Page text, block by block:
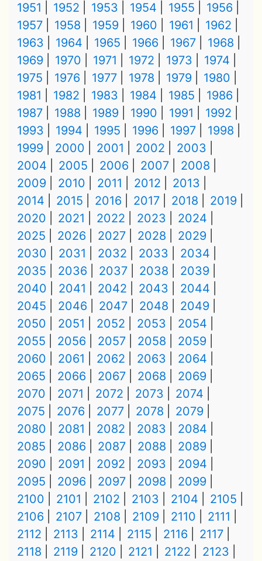
1951
1952 1953 1954 1955
1956
1957
1958 1959 1960 1961
1962
1963
1964 1965 1966 1967
1968
1969
1970 1971 1972 1973
1974
1975
1976 1977 1978 1979
1980
1981
1982 1983 1984 1985
1986
1987
1988 1989 1990 1991
1992
1993
1994 1995 1996 1997
1998
1999
2000 2001 2002
2003
2004
2005 2006 2007
2008
2009
2010 2011 2012
2013
2014
2015 2016 2017 2018
2019
2020
2021 2022 2023
2024
2025
2026 2027 2028
2029
2030
2031 2032 2033
2034
2035
2036 2037 2038
2039
2040
2041 2042 2043
2044
2045
2046 2047 2048
2049
2050
2051 2052 2053
2054
2055
2056 2057 2058
2059
2060
2061 2062 2063
2064
2065
2066 2067 2068
2069
2070
2071 2072 2073
2074
2075
2076 2077 2078
2079
2080
2081 2082 2083
2084
2085
2086 2087 2088
2089
2090
2091 2092 2093
2094
2095
2096 2097 2098
2099
2100
2101 2102 2103 2104
2105
2106
2107 2108 2109 2110
2111
2112
2113 2114 2115 2116
2117
2118
2119 2120 2121 2122 2123